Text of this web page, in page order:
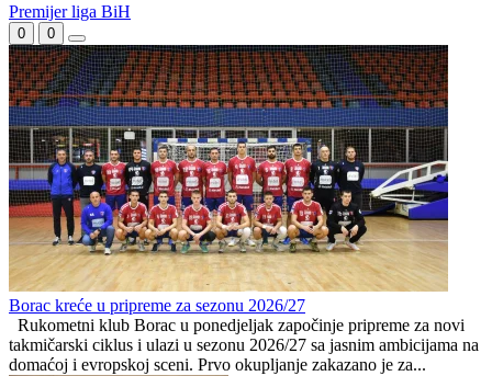
"Poste restante", nova
knjiga izdavačke kuće
NULA NULA
krize
Ivan Toney optužen za
napad u noćnom klubu u
Londonu
HNS osudio teški napad na
poznatog nogometnog
suca
Preporučuje ContentExchange
Premijer liga BiH
0 0